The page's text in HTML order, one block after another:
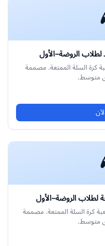
الروضة–الأول
كرة السلة الممتعة. مصممة
متوسط.
لطلاب الروضة–الأول
كرة السلة الممتعة. مصممة
متوسط.